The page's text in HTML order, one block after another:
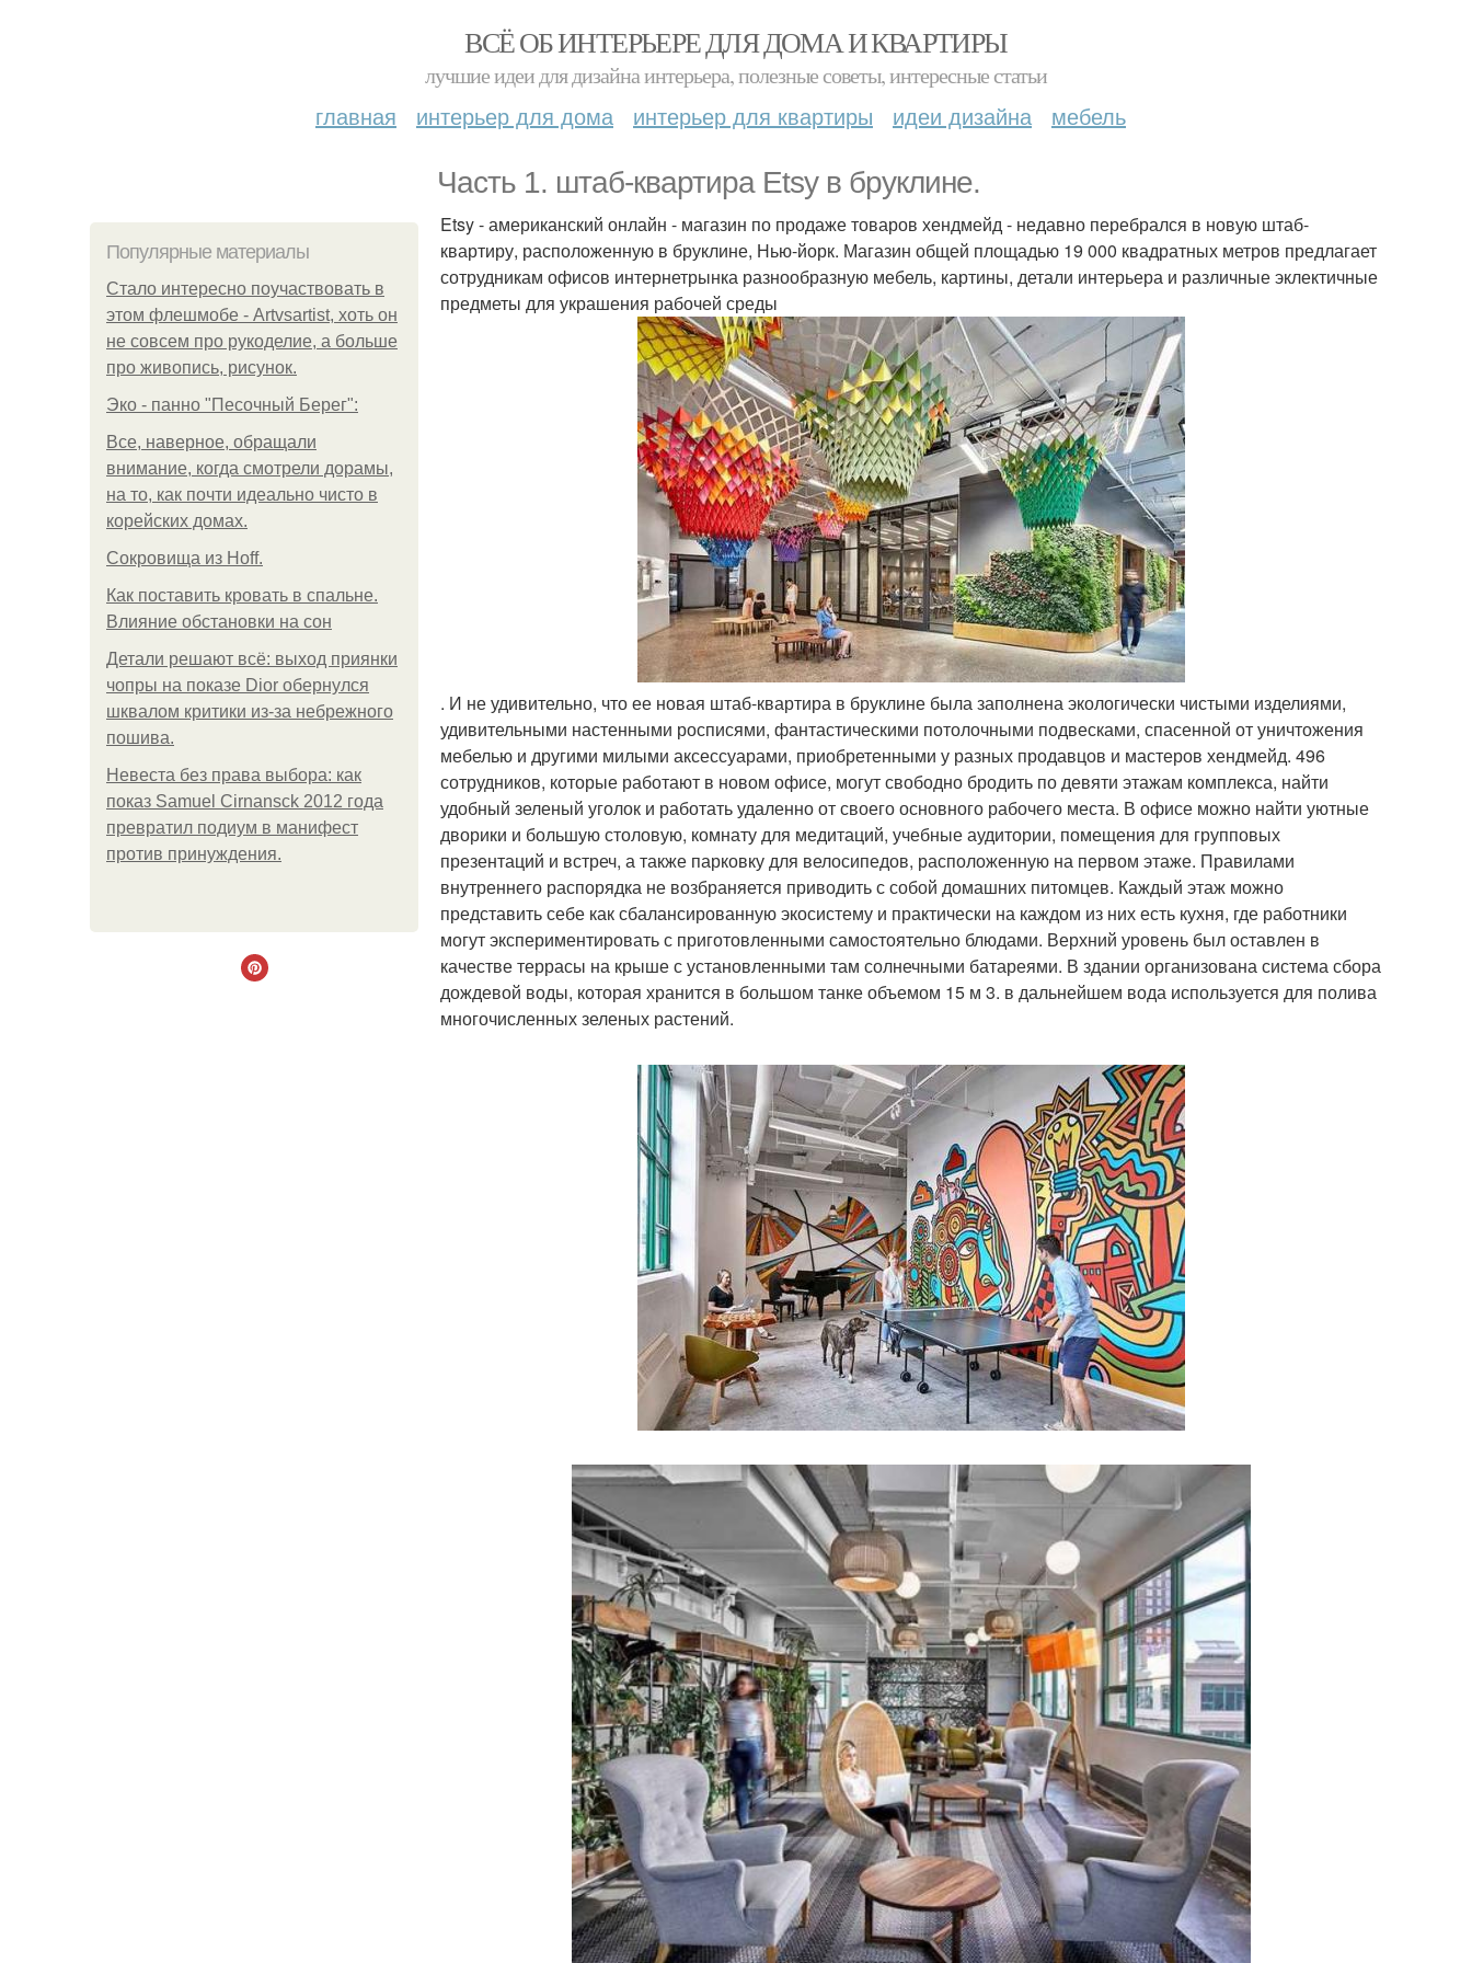
ВСЁ ОБ ИНТЕРЬЕРЕ ДЛЯ ДОМА И КВАРТИРЫ
лучшие идеи для дизайна интерьера, полезные советы, интересные статьи
главная интерьер для дома интерьер для квартиры идеи дизайна мебель
Часть 1. штаб-квартира Etsy в бруклине.
Популярные материалы
Стало интересно поучаствовать в
этом флешмобе - Artvsartist, хоть он
не совсем про рукоделие, а больше
про живопись, рисунок.
Эко - панно "Песочный Берег":
Все, наверное, обращали
внимание, когда смотрели дорамы,
на то, как почти идеально чисто в
корейских домах.
Сокровища из Hoff.
Как поставить кровать в спальне.
Влияние обстановки на сон
Детали решают всё: выход приянки
чопры на показе Dior обернулся
шквалом критики из-за небрежного
пошива.
Невеста без права выбора: как
показ Samuel Cirnansck 2012 года
превратил подиум в манифест
против принуждения.
Etsy - американский онлайн - магазин по продаже товаров хендмейд - недавно перебрался в новую штаб-
квартиру, расположенную в бруклине, Нью-йорк. Магазин общей площадью 19 000 квадратных метров предлагает
сотрудникам офисов интернетрынка разнообразную мебель, картины, детали интерьера и различные эклектичные
предметы для украшения рабочей среды
. И не удивительно, что ее новая штаб-квартира в бруклине была заполнена экологически чистыми изделиями,
удивительными настенными росписями, фантастическими потолочными подвесками, спасенной от уничтожения
мебелью и другими милыми аксессуарами, приобретенными у разных продавцов и мастеров хендмейд. 496
сотрудников, которые работают в новом офисе, могут свободно бродить по девяти этажам комплекса, найти
удобный зеленый уголок и работать удаленно от своего основного рабочего места. В офисе можно найти уютные
дворики и большую столовую, комнату для медитаций, учебные аудитории, помещения для групповых
презентаций и встреч, а также парковку для велосипедов, расположенную на первом этаже. Правилами
внутреннего распорядка не возбраняется приводить с собой домашних питомцев. Каждый этаж можно
представить себе как сбалансированную экосистему и практически на каждом из них есть кухня, где работники
могут экспериментировать с приготовленными самостоятельно блюдами. Верхний уровень был оставлен в
качестве террасы на крыше с установленными там солнечными батареями. В здании организована система сбора
дождевой воды, которая хранится в большом танке объемом 15 м 3. в дальнейшем вода используется для полива
многочисленных зеленых растений.